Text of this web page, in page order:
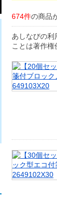
674件の商品
あしなびの利
ことは著作権